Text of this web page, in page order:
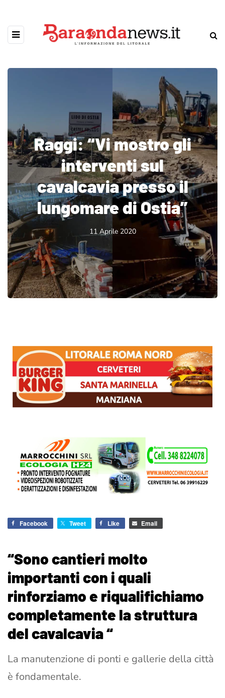
Raggi: “Vi mostro gli
interventi sul
cavalcavia presso il
lungomare di Ostia”
11 Aprile 2020
Facebook Tweet Like Email
“Sono cantieri molto
importanti con i quali
rinforziamo e riqualifichiamo
completamente la struttura
del cavalcavia “
La manutenzione di ponti e gallerie della città
è fondamentale.